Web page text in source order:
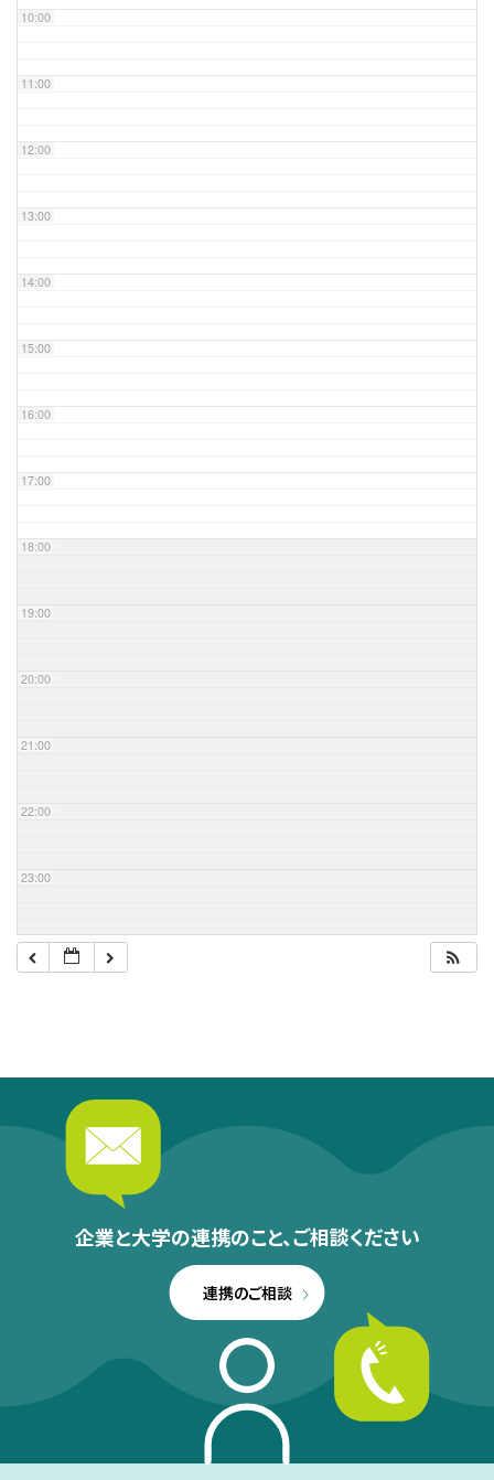
10:00
11:00
12:00
13:00
14:00
15:00
16:00
17:00
18:00
19:00
20:00
21:00
22:00
23:00
企業と大学の連携のこと、ご相談ください
連携のご相談